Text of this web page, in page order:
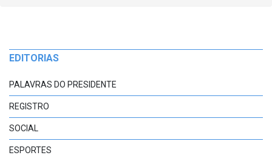
EDITORIAS
PALAVRAS DO PRESIDENTE
REGISTRO
SOCIAL
ESPORTES